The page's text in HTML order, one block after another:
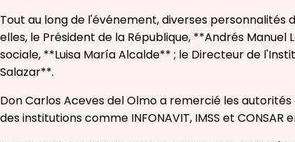
Tout au long de l'événement, diverses
elles, le Président de la République, **Andrés
sociale, **Luisa María Alcalde** ; le Directeur de
Salazar**.
Don Carlos Aceves del Olmo a remercié les
des institutions comme INFONAVIT, IMSS et